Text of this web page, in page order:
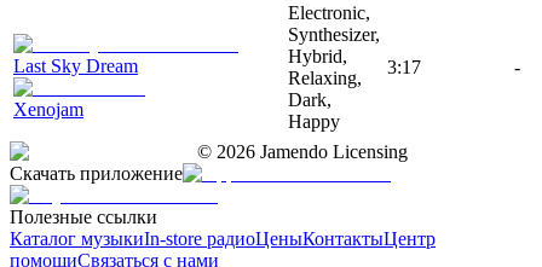
Last Sky Dream
Xenojam
Electronic,
Synthesizer,
Hybrid,
Relaxing,
Dark,
Happy
3:17 -
© 2026 Jamendo Licensing
Скачать приложение
Полезные ссылки
Каталог музыкиIn-store радиоЦеныКонтактыЦентр
помощиСвязаться с нами